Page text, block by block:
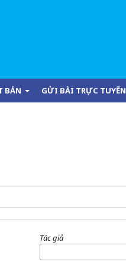
BẢN GỬI BÀI TRỰC TUYẾN
Tác giả